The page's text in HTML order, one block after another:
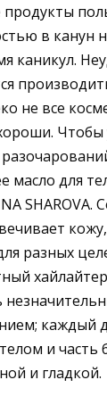
продукты
в канун
каникул.
не все
Чтобы
для
SHAROVA.
разных
каждый
и
и гладкой.